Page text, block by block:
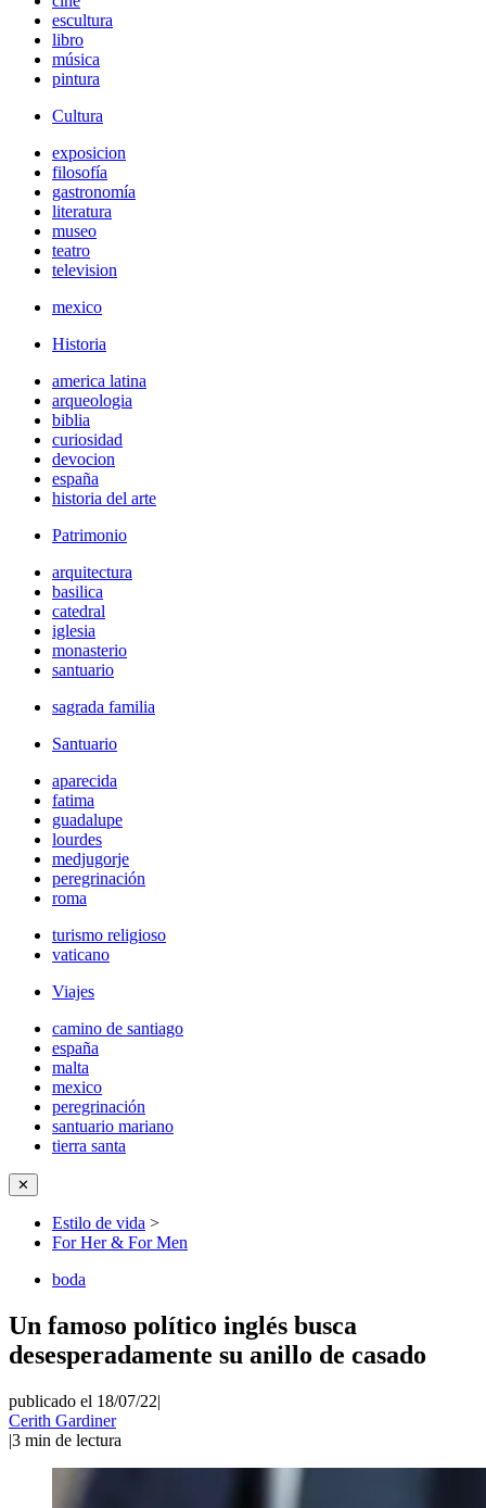
escultura
libro
música
pintura
Cultura
exposicion
filosofía
gastronomía
literatura
museo
teatro
television
mexico
Historia
america latina
arqueologia
biblia
curiosidad
devocion
españa
historia del arte
Patrimonio
arquitectura
basilica
catedral
iglesia
monasterio
santuario
sagrada familia
Santuario
aparecida
fatima
guadalupe
lourdes
medjugorje
peregrinación
roma
turismo religioso
vaticano
Viajes
camino de santiago
españa
malta
mexico
peregrinación
santuario mariano
tierra santa
✕
Estilo de vida >
For Her & For Men
boda
Un famoso político inglés busca
desesperadamente su anillo de casado
publicado el 18/07/22|
Cerith Gardiner
|3 min de lectura